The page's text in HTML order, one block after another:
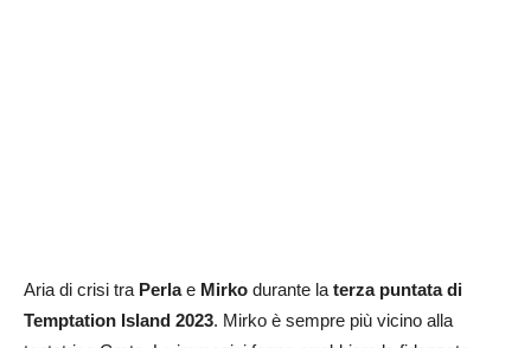
Aria di crisi tra Perlae Mirko durante laterza puntata di
Temptation Island 2023. Mirko è sempre più vicino alla